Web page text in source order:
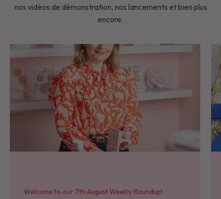
nos vidéos de démonstration, nos lancements et bien plus
encore.
Welcome to our 7th August Weekly Roundup!